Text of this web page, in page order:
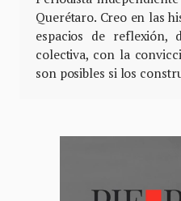
Querétaro. Creo en las
espacios de reflexión,
colectiva, con la
son posibles si los